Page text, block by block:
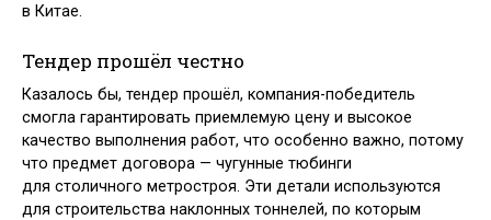
в Китае.
Тендер прошёл честно
Казалось бы, тендер прошёл, компания-победитель
смогла гарантировать приемлемую цену и высокое
качество выполнения работ, что особенно важно, потому
что предмет договора — чугунные тюбинги
для столичного метростроя. Эти детали используются
для строительства наклонных тоннелей, по которым